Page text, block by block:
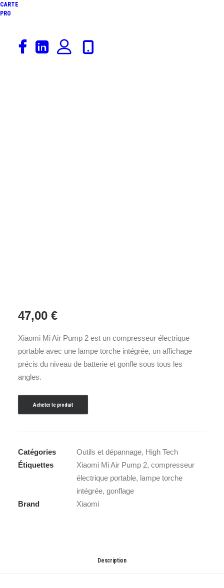
CARTE
PRO
47,00 €
Xiaomi Mi Air Pump 2 est un compresseur électrique
portable avec une lampe torche intégrée, un affichage
précis du niveau de batterie et gonfle sous tous les
angles.
Acheter le produit
Catégories Outils et dépannage, High Tech
Étiquettes
Xiaomi Mi Air Pump 2, compresseur
électrique portable, lampe torche
intégrée, gonflage
Brand
Xiaomi
Description